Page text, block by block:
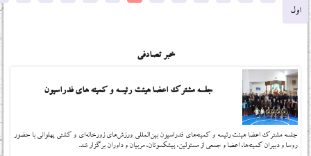
اول
خبر تصادفی
جلسه مشترک اعضا هیئت رئیسه و کمیته های فدراسیون
جلسه مشترک اعضا هیئت رئیسه و کمیته‌های فدراسیون بین‌المللی ورزش‌های زورخانه‌ای و کشتی پهلوانی با حضور
روسا و دبیران کمیته‌ها، اعضا و جمعی از مسئولین، پیشکسوتان، مربیان و داوران برگزار شد.